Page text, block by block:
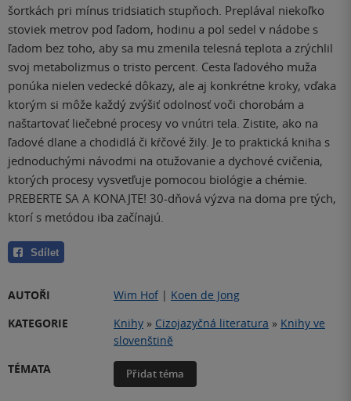
šortkách pri mínus tridsiatich stupňoch. Preplával niekoľko
stoviek metrov pod ľadom, hodinu a pol sedel v nádobe s
ľadom bez toho, aby sa mu zmenila telesná teplota a zrýchlil
svoj metabolizmus o tristo percent. Cesta ľadového muža
ponúka nielen vedecké dôkazy, ale aj konkrétne kroky, vďaka
ktorým si môže každý zvýšiť odolnosť voči chorobám a
naštartovať liečebné procesy vo vnútri tela. Zistite, ako na
ľadové dlane a chodidlá či kŕčové žily. Je to praktická kniha s
jednoduchými návodmi na otužovanie a dychové cvičenia,
ktorých procesy vysvetľuje pomocou biológie a chémie.
PREBERTE SA A KONAJTE! 30-dňová výzva na doma pre tých,
ktorí s metódou iba začínajú.
Sdílet
AUTOŘI Wim Hof | Koen de Jong
KATEGORIE
Knihy » Cizojazyčná literatura » Knihy ve
slovenštině
TÉMATA
Přidat téma